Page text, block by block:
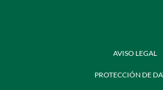
AVISO LEGAL
PROTECCIÓN DE